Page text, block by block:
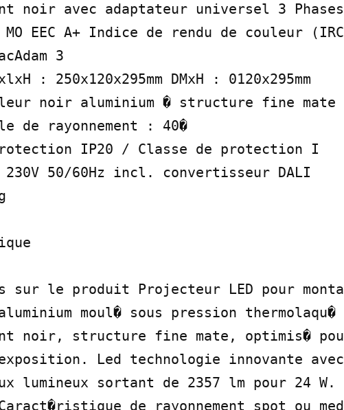
noir avec adaptateur universel 3
MO EEC A+ Indice de rendu de couleur
3
: 250x120x295mm DMxH : 0120x295mm
noir aluminium � structure fine mate
de rayonnement : 40�
IP20 / Classe de protection I
230V 50/60Hz incl. convertisseur DALI
sur le produit Projecteur LED pour
moul� sous pression
noir, structure fine mate, optimis�
Led technologie innovante
lumineux sortant de 2357 lm pour 24
de rayonnement spot ou